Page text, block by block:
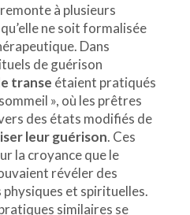
à plusieurs
ne soit formalisée
Dans
de guérison
transe étaient pratiqués
», où les prêtres
des états modifiés de
leur guérison. Ces
la croyance que le
révéler des
et spirituelles.
similaires se